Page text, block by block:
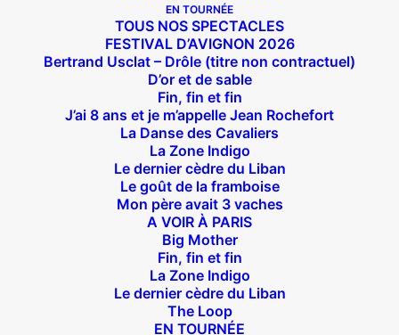
EN TOURNÉE
TOUS NOS SPECTACLES
FESTIVAL D’AVIGNON 2026
Bertrand Usclat – Drôle (titre non contractuel)
D’or et de sable
Fin, fin et fin
J’ai 8 ans et je m’appelle Jean Rochefort
La Danse des Cavaliers
La Zone Indigo
Le dernier cèdre du Liban
Le goût de la framboise
Mon père avait 3 vaches
A VOIR À PARIS
Big Mother
Fin, fin et fin
La Zone Indigo
Le dernier cèdre du Liban
The Loop
EN TOURNÉE
Suivez nous !